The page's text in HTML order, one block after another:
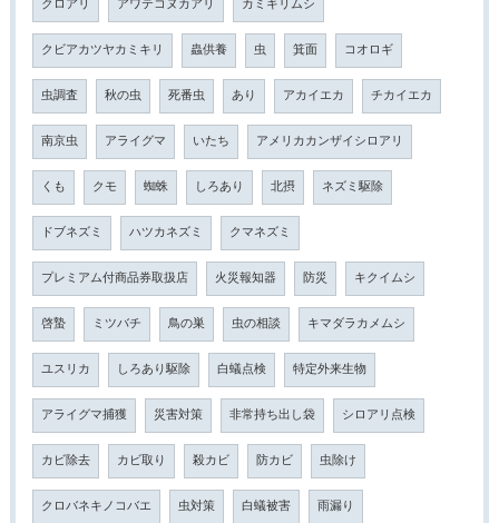
クロアリ アワテコヌカアリ カミキリムシ
クビアカツヤカミキリ 蟲供養 虫 箕面 コオロギ
虫調査 秋の虫 死番虫 あり アカイエカ チカイエカ
南京虫 アライグマ いたち アメリカカンザイシロアリ
くも クモ 蜘蛛 しろあり 北摂 ネズミ駆除
ドブネズミ ハツカネズミ クマネズミ
プレミアム付商品券取扱店 火災報知器 防災 キクイムシ
啓蟄 ミツバチ 鳥の巣 虫の相談 キマダラカメムシ
ユスリカ しろあり駆除 白蟻点検 特定外来生物
アライグマ捕獲 災害対策 非常持ち出し袋 シロアリ点検
カビ除去 カビ取り 殺カビ 防カビ 虫除け
クロバネキノコバエ 虫対策 白蟻被害 雨漏り